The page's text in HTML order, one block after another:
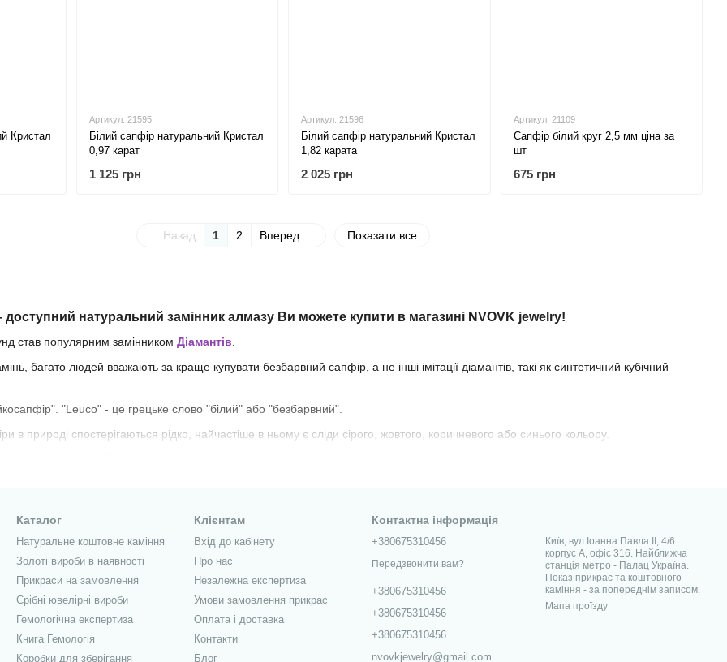
натуральний замінник алмазу Ви можете купити в магазині NVOVK jewelry!
став популярним замінником Діамантів.
багато людей вважають за краще купувати безбарвний сапфір, а не інші імітації діамантів, такі як синтетичний кубічний
"Leuco" - це грецьке слово "білий" або "безбарвний".
в природі спостерігаються рідко, найчастіше в ньому є сліди сірого, жовтого, коричневого або синього кольору.
на чорні діаманти, «чорні» сапфіри також стали модними.
каміння NVOVK jewelry Ви можете купити гарантовано натуральний білий, чорний, безбарвний сапфір або лейкосапфір
та з доставкою по Україні.
виробів на замовлення з кольоровим коштовним камінням – сережки, каблучки, кулони, браслети!
Кристал
Артикул: 21595
Білий сапфір натуральний Кристал
0,97 карат
1 125 грн
Артикул: 21596
Білий сапфір натуральний Кристал
1,82 карата
2 025 грн
Артикул: 21109
Сапфір білий круг 2,5 мм ціна за
шт
675 грн
Назад 1 2 Вперед Показати все
Каталог
Натуральне коштовне каміння
Золоті вироби в наявності
Прикраси на замовлення
Срібні ювелірні вироби
Гемологічна експертиза
Книга Гемологія
Коробки для зберігання
Клієнтам
Вхід до кабінету
Про нас
Незалежна експертиза
Умови замовлення прикрас
Оплата і доставка
Контакти
Блог
Контактна інформація
+380675310456
Передзвонити вам?
+380675310456
+380675310456
+380675310456
nvovkjewelry@gmail.com
Київ, вул.Іоанна Павла II, 4/6
корпус А, офіс 316. Найближча
станція метро - Палац Україна.
Показ прикрас та коштовного
каміння - за попереднім записом.
Мапа проїзду